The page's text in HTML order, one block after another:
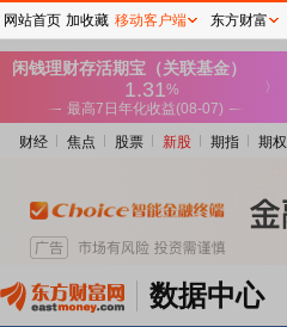
财经 焦点 股票 新股 期指 期权
数据中心
网站首页 加收藏 移动客户端 东方财富